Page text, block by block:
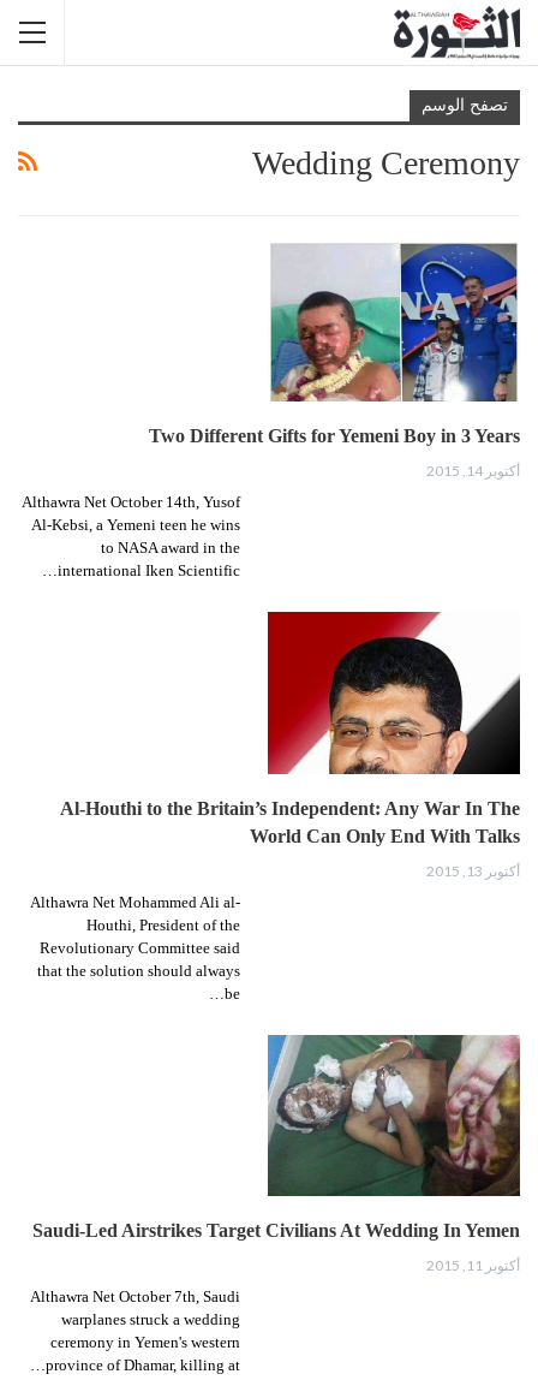
تصفح الوسم
Wedding Ceremony
Two Different Gifts for Yemeni Boy in 3 Years
أكتوبر 14, 2015
Althawra Net October 14th, Yusof
Al-Kebsi, a Yemeni teen he wins
to NASA award in the
international Iken Scientific…
Al-Houthi to the Britain’s Independent: Any War In The
World Can Only End With Talks
أكتوبر 13, 2015
Althawra Net Mohammed Ali al-
Houthi, President of the
Revolutionary Committee said
that the solution should always
be…
Saudi-Led Airstrikes Target Civilians At Wedding In Yemen
أكتوبر 11, 2015
Althawra Net October 7th, Saudi
warplanes struck a wedding
ceremony in Yemen's western
province of Dhamar, killing at…